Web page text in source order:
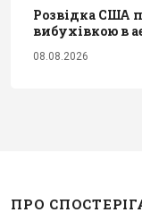
Розвідка США
вибухівкою в
08.08.2026
ПРО